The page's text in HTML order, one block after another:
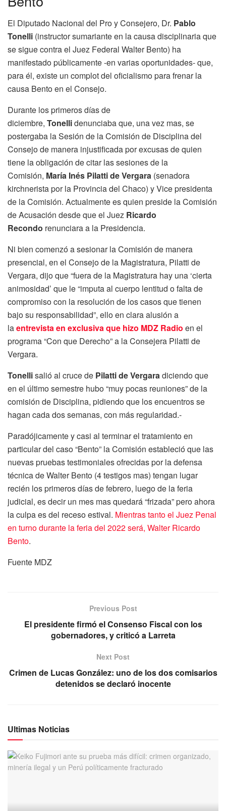
El Diputado Nacional del Pro y Consejero, Dr. Pablo
Tonelli (instructor sumariante en la causa disciplinaria que
se sigue contra el Juez Federal Walter Bento) ha
manifestado públicamente -en varias oportunidades- que,
para él, existe un complot del oficialismo para frenar la
causa Bento en el Consejo.
Durante los primeros días de
diciembre, Tonellidenunciaba que, una vez mas, se
postergaba la Sesión de la Comisión de Disciplina del
Consejo de manera injustificada por excusas de quien
tiene la obligación de citar las sesiones de la
Comisión, María Inés Pilatti de Vergara (senadora
kirchnerista por la Provincia del Chaco) y Vice presidenta
de la Comisión. Actualmente es quien preside la Comisión
de Acusación desde que el Juez Ricardo
Recondo renunciara a la Presidencia.
Ni bien comenzó a sesionar la Comisión de manera
presencial, en el Consejo de la Magistratura, Pilatti de
Vergara, dijo que “fuera de la Magistratura hay una ‘cierta
animosidad’ que le “imputa al cuerpo lentitud o falta de
compromiso con la resolución de los casos que tienen
bajo su responsabilidad”, ello en clara alusión a
laentrevista en exclusiva que hizo MDZ Radio en el
programa “Con que Derecho” a la Consejera Pilatti de
Vergara.
Tonellisalió al cruce de Pilatti de Vergaradiciendo que
en el último semestre hubo “muy pocas reuniones” de la
comisión de Disciplina, pidiendo que los encuentros se
hagan cada dos semanas, con más regularidad.-
Paradójicamente y casi al terminar el tratamiento en
particular del caso “Bento” la Comisión estableció que las
nuevas pruebas testimoniales ofrecidas por la defensa
técnica de Walter Bento (4 testigos mas) tengan lugar
recién los primeros días de febrero, luego de la feria
judicial, es decir un mes mas quedará “frizada” pero ahora
la culpa es del receso estival. Mientras tanto el Juez Penal
en turno durante la feria del 2022 será, Walter Ricardo
Bento.
Fuente MDZ
Previous Post
El presidente firmó el Consenso Fiscal con los
gobernadores, y criticó a Larreta
Next Post
Crimen de Lucas González: uno de los dos comisarios
detenidos se declaró inocente
Ultimas Noticias